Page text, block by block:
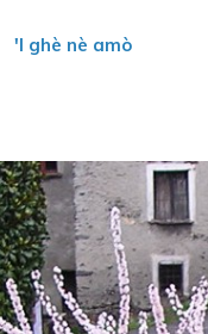
'l ghè nè amò